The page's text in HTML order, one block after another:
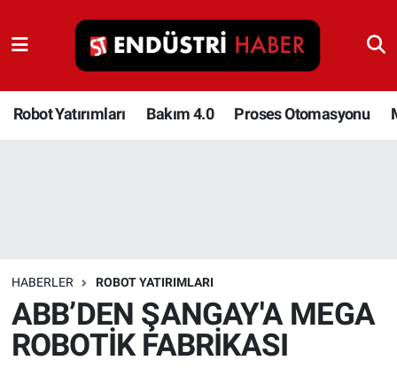
Robot Yatırımları Bakım 4.0 Proses Otomasyonu
HABERLER ROBOT YATIRIMLARI
ABB’DEN ŞANGAY'A MEGA
ROBOTİK FABRİKASI
Robot Yatırımları
Bakım 4.0
İnşaat ve Malzeme